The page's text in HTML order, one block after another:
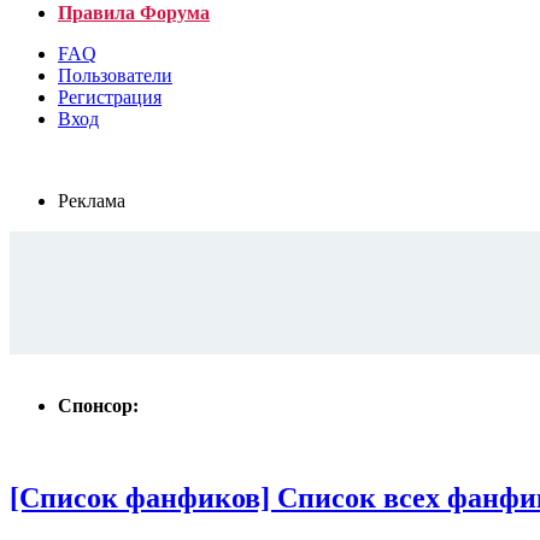
Правила Форума
FAQ
Пользователи
Регистрация
Вход
Реклама
Спонсор:
[Список фанфиков] Список всех